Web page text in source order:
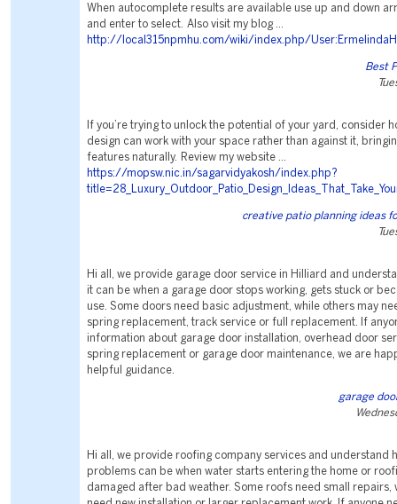
When autocomplete results are available use up and down
and enter to select. Also visit my blog ...
http://local315npmhu.com/wiki/index.php/
Best
If you’re trying to unlock the potential of your yard, consider
design can work with your space rather than against it,
features naturally. Review my website ...
https://mopsw.nic.in/sagarvidyakosh/index.php?
creative patio planning ideas
Hi all, we provide garage door service in Hilliard and
it can be when a garage door stops working, gets stuck or
use. Some doors need basic adjustment, while others may
spring replacement, track service or full replacement. If
information about garage door installation, overhead door
spring replacement or garage door maintenance, we are
helpful guidance.
garage
Hi all, we provide roofing company services and understand
problems can be when water starts entering the home or
damaged after bad weather. Some roofs need small repairs,